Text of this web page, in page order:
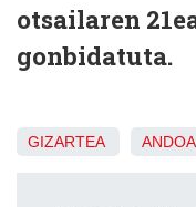
otsailaren
gonbidatuta.
GIZARTEA